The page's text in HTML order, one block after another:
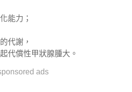
能力；
代謝，
代償性甲狀腺腫大。
ads